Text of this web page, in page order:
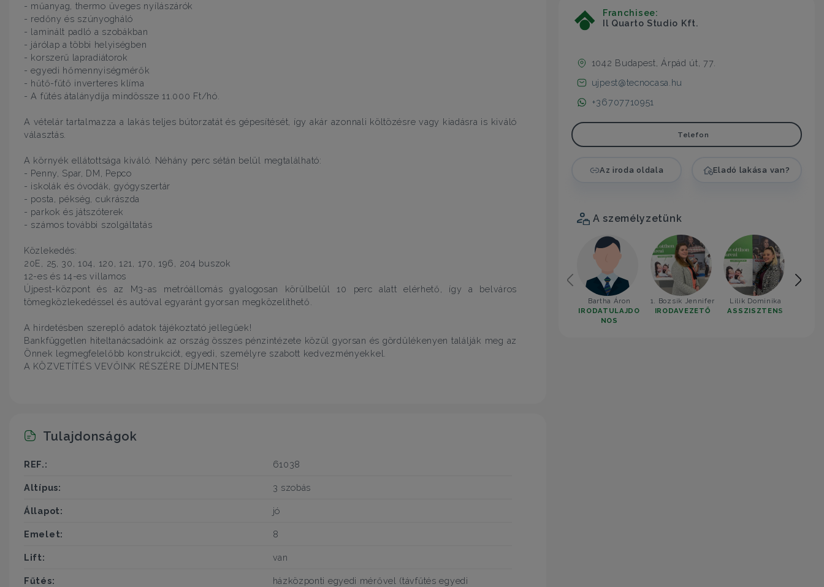
- műanyag, thermo üveges nyílászárók
- redőny és szúnyogháló
- laminált padló a szobákban
- járólap a többi helyiségben
- korszerű lapradiátorok
- egyedi hőmennyiségmérők
- hűtő-fűtő inverteres klíma
- A fűtés átalánydíja mindössze 11.000 Ft/hó.
A vételár tartalmazza a lakás teljes bútorzatát és gépesítését, így akár azonnali költözésre vagy kiadásra is kiváló
választás.
A környék ellátottsága kiváló. Néhány perc sétán belül megtalálható:
- Penny, Spar, DM, Pepco
- iskolák és óvodák, gyógyszertár
- posta, pékség, cukrászda
- parkok és játszóterek
- számos további szolgáltatás
Közlekedés:
20E, 25, 30, 104, 120, 121, 170, 196, 204 buszok
12-es és 14-es villamos
Újpest-központ és az M3-as metróállomás gyalogosan körülbelül 10 perc alatt elérhető, így a belváros
tömegközlekedéssel és autóval egyaránt gyorsan megközelíthető.
A hirdetésben szereplő adatok tájékoztató jellegűek!
Bankfüggetlen hiteltanácsadóink az ország összes pénzintézete közül gyorsan és gördülékenyen találják meg az
Önnek legmegfelelőbb konstrukciót, egyedi, személyre szabott kedvezményekkel.
A KÖZVETÍTÉS VEVŐINK RÉSZÉRE DÍJMENTES!
Tulajdonságok
REF.: 61038
Altípus: 3 szobás
Állapot: jó
Emelet: 8
Lift: van
Fűtés:
házközponti egyedi mérővel (távfűtés egyedi
Franchisee:
Il Quarto Studio Kft.
1042 Budapest, Árpád út, 77.
ujpest@tecnocasa.hu
+36707710951
Telefon
Az iroda oldala Eladó lakása van?
A személyzetünk
Bartha Áron
IRODATULAJDO
NOS
1. Bozsik Jennifer
IRODAVEZETŐ
Lilik Dominika
ASSZISZTENS